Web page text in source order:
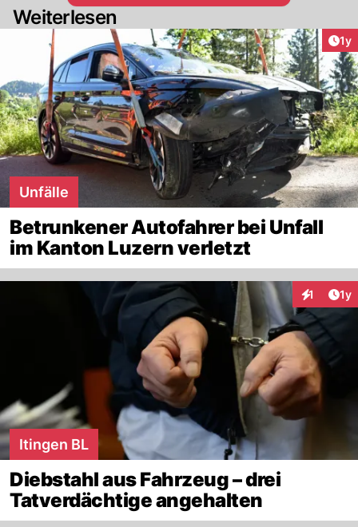
Weiterlesen
1y
Unfälle
Betrunkener Autofahrer bei Unfall
im Kanton Luzern verletzt
1 1y
Itingen BL
Diebstahl aus Fahrzeug – drei
Tatverdächtige angehalten